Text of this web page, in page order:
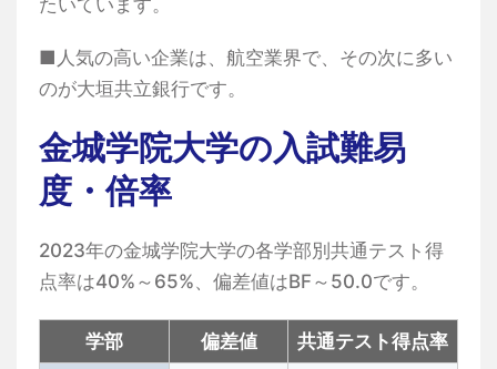
たいています。
■人気の高い企業は、航空業界で、その次に多い
のが大垣共立銀行です。
金城学院大学の入試難易
度・倍率
2023年の金城学院大学の各学部別共通テスト得
点率は40%～65%、偏差値はBF～50.0です。
学部 偏差値
共通テスト得点率